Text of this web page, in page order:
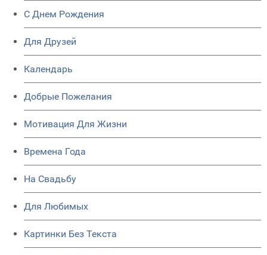
C Днем Рождения
Для Друзей
Календарь
Добрые Пожелания
Мотивация Для Жизни
Времена Года
На Свадьбу
Для Любимых
Картинки Без Текста